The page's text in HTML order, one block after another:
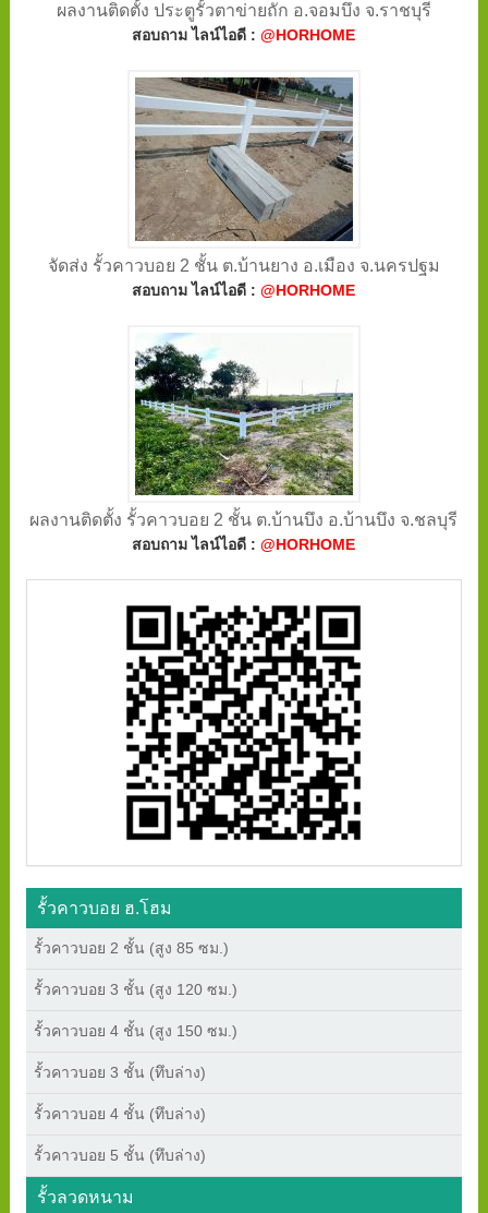
ผลงานติดตั้ง ประตูรั้วตาข่ายถัก อ.จอมบึง จ.ราชบุรี
สอบถาม ไลน์ไอดี :@HORHOME
จัดส่ง รั้วคาวบอย 2 ชั้น ต.บ้านยาง อ.เมือง จ.นครปฐม
สอบถาม ไลน์ไอดี :@HORHOME
ผลงานติดตั้ง รั้วคาวบอย 2 ชั้น ต.บ้านบึง อ.บ้านบึง จ.ชลบุรี
สอบถาม ไลน์ไอดี :@HORHOME
รั้วคาวบอย ฮ.โฮม
รั้วคาวบอย 2 ชั้น (สูง 85 ซม.)
รั้วคาวบอย 3 ชั้น (สูง 120 ซม.)
รั้วคาวบอย 4 ชั้น (สูง 150 ซม.)
รั้วคาวบอย 3 ชั้น (ทึบล่าง)
รั้วคาวบอย 4 ชั้น (ทึบล่าง)
รั้วคาวบอย 5 ชั้น (ทึบล่าง)
รั้วลวดหนาม